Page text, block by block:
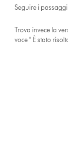
Seguire i
Trova invece la
voce " È stato